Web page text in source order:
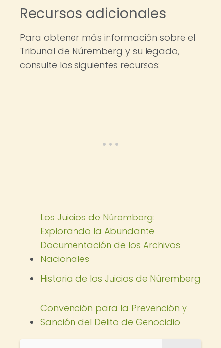
Recursos adicionales
Para obtener más información sobre el
Tribunal de Núremberg y su legado,
consulte los siguientes recursos:
Los Juicios de Núremberg:
Explorando la Abundante
Documentación de los Archivos
Nacionales
Historia de los Juicios de Núremberg
Convención para la Prevención y
Sanción del Delito de Genocidio